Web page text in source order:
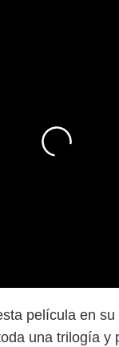
película en
una trilogía y